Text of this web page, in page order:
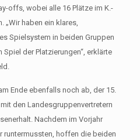
offs, wobei alle 16 Plätze im K.-
„Wir haben ein klares,
Spielsystem in beiden Gruppen
der Platzierungen“, erklärte
Ende ebenfalls noch ab, der 15.
den Landesgruppenvertretern
Nachdem im Vorjahr
runtermussten, hoffen die beiden